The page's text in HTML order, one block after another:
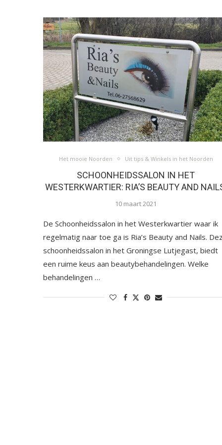
Het mooie Noorden Uit tips & Winkels in het Noorden
SCHOONHEIDSSALON IN HET
WESTERKWARTIER: RIA’S BEAUTY AND
10 maart 2021
De Schoonheidssalon in het Westerkwartier waar ik
regelmatig naar toe ga is Ria’s Beauty and Nails.
schoonheidssalon in het Groningse Lutjegast, biedt
een ruime keus aan beautybehandelingen. Welke
behandelingen …